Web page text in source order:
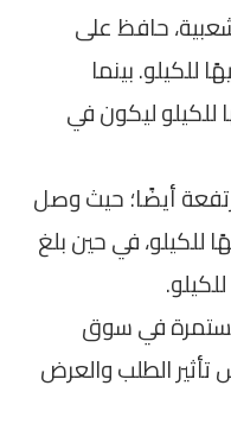
حافظ على
ليصل إلى 55 جنيهًا للكيلو. بينما
تسعيره بـ 48 جنيهًا للكيلو ليكون في
أيضًا؛ حيث وصل
الأصفر إلى 115 جنيهًا للكيلو، في حين بلغ
في سوق
الطلب والعرض